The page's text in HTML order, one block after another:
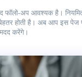
फॉलो‑अप आवश्यक है।
होती है। अब आप इस
करेंगे।